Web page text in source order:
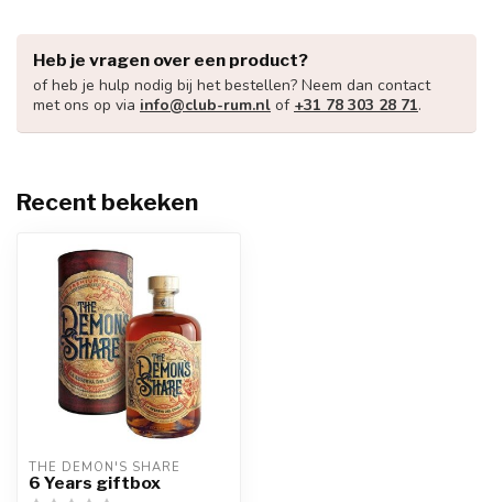
Heb je vragen over een product?
of heb je hulp nodig bij het bestellen? Neem dan contact
met ons op via info@club-rum.nl of +31 78 303 28 71.
Recent bekeken
THE DEMON'S SHARE
6 Years giftbox